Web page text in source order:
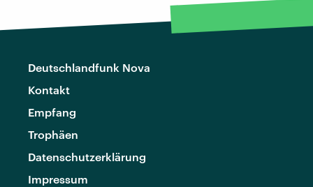
Deutschlandfunk Nova
Kontakt
Empfang
Trophäen
Datenschutzerklärung
Impressum